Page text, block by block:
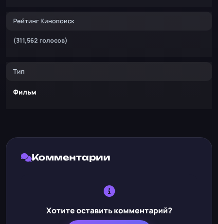
Рейтинг Кинопоиск
(311,562 голосов)
Тип
Фильм
Комментарии
Хотите оставить комментарий?